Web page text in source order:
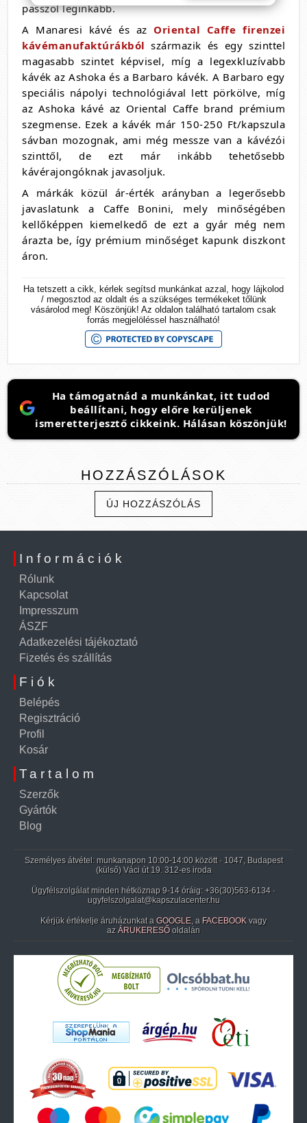
passzol leginkább.
A Manaresi kávé és az Oriental Caffe firenzei
kávémanufaktúrákból származik és egy szinttel
magasabb szintet képvisel, míg a legexkluzívabb
kávék az Ashoka és a Barbaro kávék. A Barbaro egy
speciális nápolyi technológiával lett pörkölve, míg
az Ashoka kávé az Oriental Caffe brand prémium
szegmense. Ezek a kávék már 150-250 Ft/kapszula
sávban mozognak, ami még messze van a kávézói
szinttől, de ezt már inkább tehetősebb
kávérajongóknak javasoljuk.
A márkák közül ár-érték arányban a legerősebb
javaslatunk a Caffe Bonini, mely minőségében
kellőképpen kiemelkedő de ezt a gyár még nem
árazta be, így prémium minőséget kapunk diszkont
áron.
Ha tetszett a cikk, kérlek segítsd munkánkat azzal, hogy lájkolod
/ megosztod az oldalt és a szükséges termékeket tőlünk
vásárolod meg! Köszönjük! Az oldalon található tartalom csak
forrás megjelöléssel használható!
Ha támogatnád a munkánkat, itt tudod
beállítani, hogy előre kerüljenek
ismeretterjesztő cikkeink. Hálásan köszönjük!
HOZZÁSZÓLÁSOK
ÚJ HOZZÁSZÓLÁS
Információk
Rólunk
Kapcsolat
Impresszum
ÁSZF
Adatkezelési tájékoztató
Fizetés és szállítás
Fiók
Belépés
Regisztráció
Profil
Kosár
Tartalom
Szerzők
Gyártók
Blog
Személyes átvétel: munkanapon 10:00-14:00 között · 1047, Budapest
(külső) Váci út 19. 312-es iroda
Ügyfélszolgálat minden hétköznap 9-14 óráig: +36(30)563-6134 ·
ugyfelszolgalat@kapszulacenter.hu
Kérjük értékelje áruházunkat a GOOGLE, a FACEBOOK vagy
az ÁRUKERESŐ oldalán